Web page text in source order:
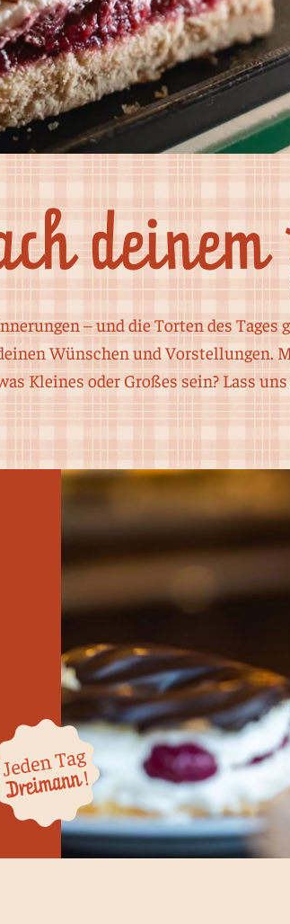
deinem
– und die Torten des Tages
Wünschen und Vorstellungen.
Kleines oder Großes sein? Lass